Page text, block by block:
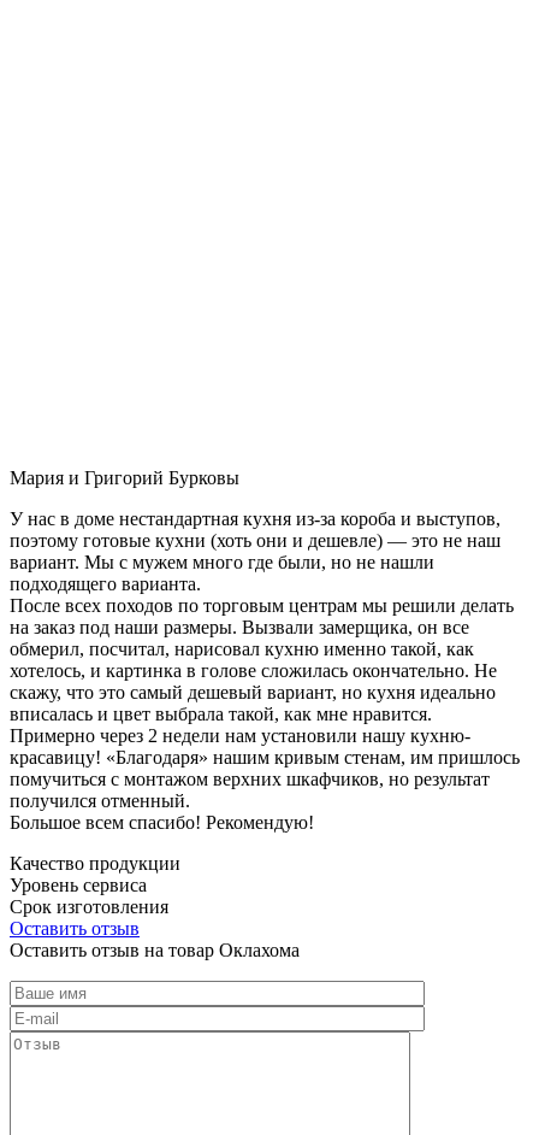
Мария и Григорий Бурковы
У нас в доме нестандартная кухня из-за короба и выступов,
поэтому готовые кухни (хоть они и дешевле) — это не наш
вариант. Мы с мужем много где были, но не нашли
подходящего варианта.
После всех походов по торговым центрам мы решили делать
на заказ под наши размеры. Вызвали замерщика, он все
обмерил, посчитал, нарисовал кухню именно такой, как
хотелось, и картинка в голове сложилась окончательно. Не
скажу, что это самый дешевый вариант, но кухня идеально
вписалась и цвет выбрала такой, как мне нравится.
Примерно через 2 недели нам установили нашу кухню-
красавицу! «Благодаря» нашим кривым стенам, им пришлось
помучиться с монтажом верхних шкафчиков, но результат
получился отменный.
Большое всем спасибо! Рекомендую!
Качество продукции
Уровень сервиса
Срок изготовления
Оставить отзыв
Оставить отзыв на товар Оклахома